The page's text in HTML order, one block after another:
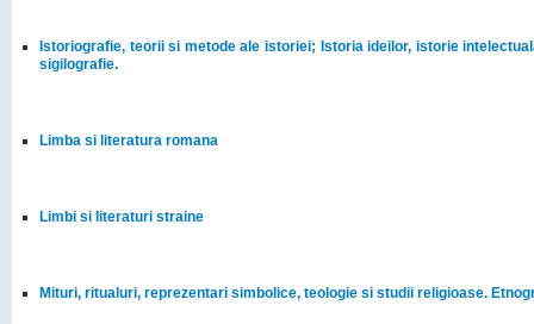
Istoriografie, teorii si metode ale istoriei; Istoria ideilor, istorie
sigilografie.
Limba si literatura romana
Limbi si literaturi straine
Mituri, ritualuri, reprezentari simbolice, teologie si studii religioase.